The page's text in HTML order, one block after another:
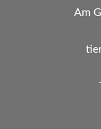
Am